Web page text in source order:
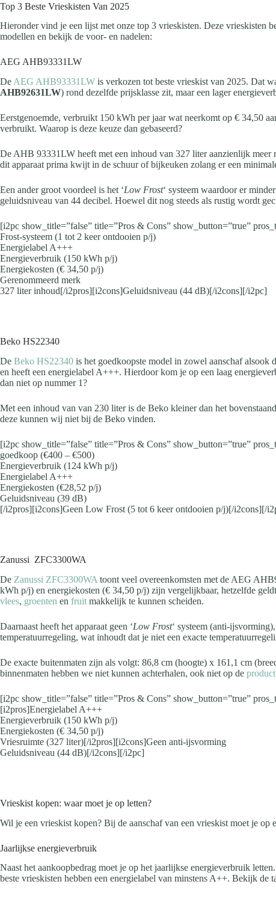
Top 3 Beste Vrieskisten Van 2025
Hieronder vind je een lijst met onze top 3 vrieskisten. Deze vrieskisten
modellen en bekijk de voor- en nadelen:
AEG AHB93331LW
De AEG AHB93331LW is verkozen tot beste vrieskist van 2025. Dat
AHB92631LW) rond dezelfde prijsklasse zit, maar een lager
Eerstgenoemde, verbruikt 150 kWh per jaar wat neerkomt op € 34,50
verbruikt. Waarop is deze keuze dan gebaseerd?
De AHB 93331LW heeft met een inhoud van 327 liter aanzienlijk
dit apparaat prima kwijt in de schuur of bijkeuken zolang er een
Een ander groot voordeel is het ‘Low Frost‘ systeem waardoor er
geluidsniveau van 44 decibel. Hoewel dit nog steeds als rustig wordt
[i2pc show_title=”false” title=”Pros & Cons” show_button=”true”
Frost-systeem (1 tot 2 keer ontdooien p/j)
Energielabel A+++
Energieverbruik (150 kWh p/j)
Energiekosten (€ 34,50 p/j)
Gerenommeerd merk
327 liter inhoud[/i2pros][i2cons]Geluidsniveau (44 dB)[/i2cons][/i2pc]
Beko HS22340
De Beko HS22340 is het goedkoopste model in zowel aanschaf
en heeft een energielabel A+++. Hierdoor kom je op een laag
dan niet op nummer 1?
Met een inhoud van van 230 liter is de Beko kleiner dan het
deze kunnen wij niet bij de Beko vinden.
[i2pc show_title=”false” title=”Pros & Cons” show_button=”true”
goedkoop (€400 – €500)
Energieverbruik (124 kWh p/j)
Energielabel A+++
Energiekosten (€28,52 p/j)
Geluidsniveau (39 dB)
[/i2pros][i2cons]Geen Low Frost (5 tot 6 keer ontdooien p/j)[/i2cons][/
Zanussi ZFC3300WA
De Zanussi ZFC3300WA toont veel overeenkomsten met de AEG
kWh p/j) en energiekosten (€ 34,50 p/j) zijn vergelijkbaar, hetzelfde
vlees, groenten en fruit makkelijk te kunnen scheiden.
Daarnaast heeft het apparaat geen ‘Low Frost‘ systeem (anti-
temperatuurregeling, wat inhoudt dat je niet een exacte
De exacte buitenmaten zijn als volgt: 86,8 cm (hoogte) x 161,1 cm
binnenmaten hebben we niet kunnen achterhalen, ook niet op de
[i2pc show_title=”false” title=”Pros & Cons” show_button=”true”
[i2pros]Energielabel A+++
Energieverbruik (150 kWh p/j)
Energiekosten (€ 34,50 p/j)
Vriesruimte (327 liter)[/i2pros][i2cons]Geen anti-ijsvorming
Geluidsniveau (44 dB)[/i2cons][/i2pc]
Vrieskist kopen: waar moet je op letten?
Wil je een vrieskist kopen? Bij de aanschaf van een vrieskist moet je op
Jaarlijkse energieverbruik
Naast het aankoopbedrag moet je op het jaarlijkse energieverbruik
beste vrieskisten hebben een energielabel van minstens A++. Bekijk